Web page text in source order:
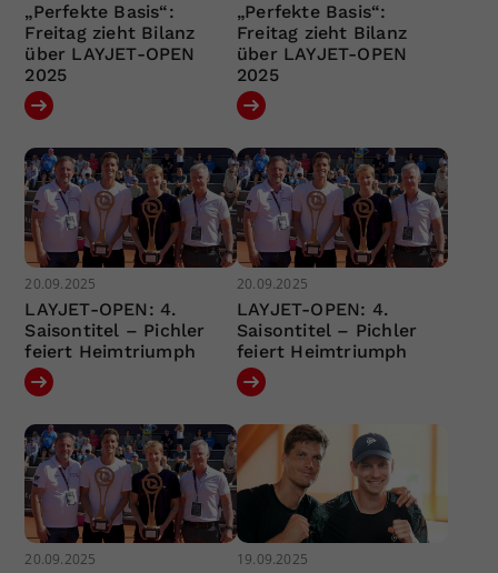
„Perfekte Basis“:
Freitag zieht Bilanz
über LAYJET-OPEN
2025
„Perfekte Basis“:
Freitag zieht Bilanz
über LAYJET-OPEN
2025
20.09.2025
LAYJET-OPEN: 4.
Saisontitel – Pichler
feiert Heimtriumph
20.09.2025
LAYJET-OPEN: 4.
Saisontitel – Pichler
feiert Heimtriumph
20.09.2025 19.09.2025